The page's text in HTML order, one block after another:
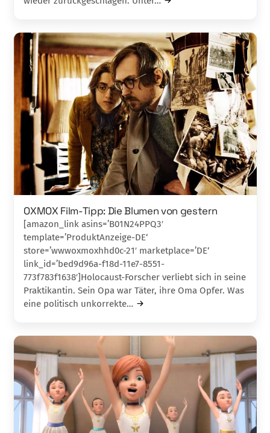
OXMOX Film-Tipp: Die Blumen von gestern
[amazon_link asins=’B01N24PPQ3′
template=’ProduktAnzeige-DE‘
store=’wwwoxmoxhhd0c-21′ marketplace=’DE‘
link_id=’bed9d96a-f18d-11e7-8551-
773f783f1638′]Holocaust-Forscher verliebt sich in seine
Praktikan­tin. Sein Opa war Täter, ihre Oma Opfer. Was
eine politisch unkorrekte…